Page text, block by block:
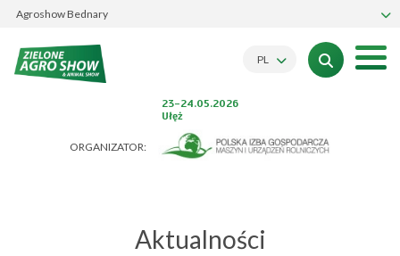
Agroshow Bednary
23-24.05.2026
Ułęż
ORGANIZATOR:
PL
Aktualności